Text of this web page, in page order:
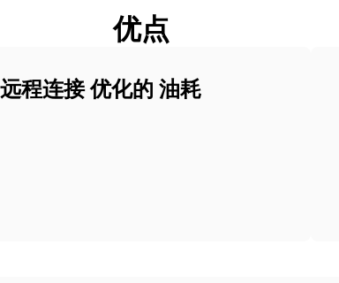
优点
远程连接 优化的 油耗